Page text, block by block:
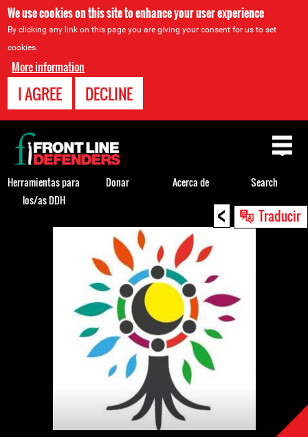
We use cookies on this site to enhance your user experience
By clicking any link on this page you are giving your consent for us to set
cookies.
More information
I AGREE DECLINE
< Traducir
Back
Back
to
top
Herramientas para
los/as DDH
Donar Acerca de Search